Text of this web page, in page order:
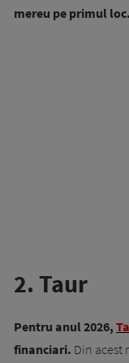
mereu pe primul loc.
2. Taur
Pentru anul 2026,
financiari. Din acest